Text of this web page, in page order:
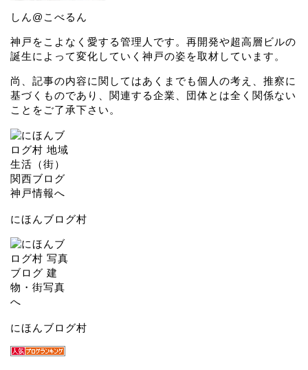
しん@こべるん
神戸をこよなく愛する管理人です。再開発や超高層ビルの
誕生によって変化していく神戸の姿を取材しています。
尚、記事の内容に関してはあくまでも個人の考え、推察に
基づくものであり、関連する企業、団体とは全く関係ない
ことをご了承下さい。
にほんブログ村
にほんブログ村